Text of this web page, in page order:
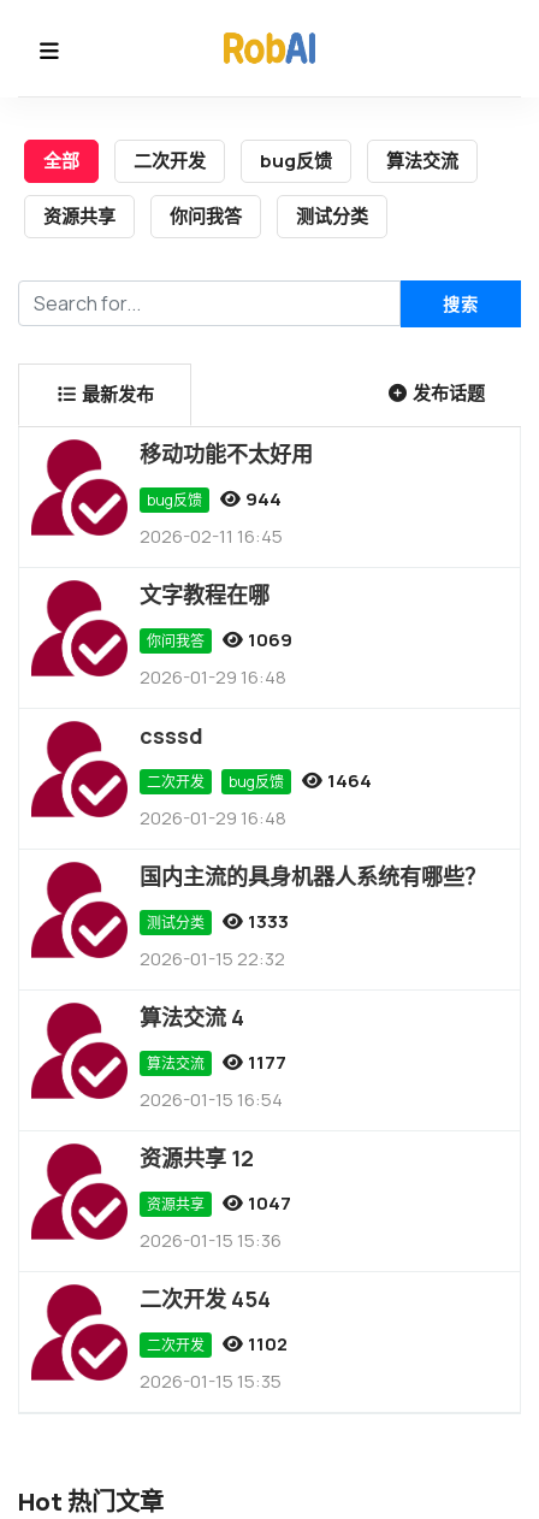
全部 二次开发 bug反馈 算法交流
资源共享 你问我答 测试分类
最新发布 发布话题
移动功能不太好用
bug反馈
944
2026-02-11 16:45
文字教程在哪
你问我答
1069
2026-01-29 16:48
csssd
二次开发 bug反馈
1464
2026-01-29 16:48
国内主流的具身机器人系统有哪些？
测试分类
1333
2026-01-15 22:32
算法交流 4
算法交流
1177
2026-01-15 16:54
资源共享 12
资源共享
1047
2026-01-15 15:36
二次开发 454
二次开发
1102
2026-01-15 15:35
Hot 热门文章